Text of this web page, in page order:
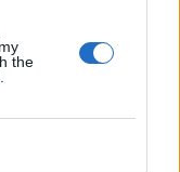
the
për të
në 27 qytete
vizitave në